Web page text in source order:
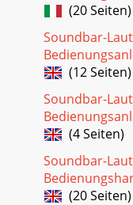
(20 Seiten)
Soundbar-
(12 Seiten)
Soundbar-
(4 Seiten)
Soundbar-
(20 Seiten)